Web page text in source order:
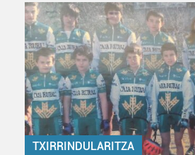
TXIRRINDULARITZA